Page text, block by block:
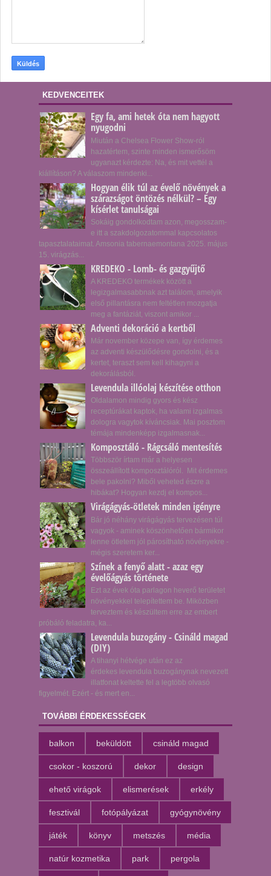
KEDVENCEITEK
Egy fa, ami hetek óta nem hagyott
nyugodni
Miután a Chelsea Flower Show-ról
hazatértem, szinte minden ismerősöm
ugyanazt kérdezte: Na, és mit vettél a
kiállításon? A válaszom mindenki...
Hogyan élik túl az évelő növények a
szárazságot öntözés nélkül? – Egy
kísérlet tanulságai
Sokáig gondolkodtam azon, megosszam-
e itt a szakdolgozatommal kapcsolatos
tapasztalataimat. Amsonia tabernaemontana 2025. május
15. virágzás...
KREDEKO - Lomb- és gazgyűjtő
A KREDEKO termékek között a
legizgalmasabbnak azt találom, amelyik
első pillantásra nem feltétlen mozgatja
meg a fantáziát, viszont amikor ...
Adventi dekoráció a kertből
Már november közepe van, így érdemes
az adventi készülődésre gondolni, és a
kertet, teraszt sem kell kihagyni a
dekorálásból.
Levendula illóolaj készítése otthon
Oldalamon mindig gyors és kész
receptúrákat kaptok, ha valami izgalmas
dologra vagytok kíváncsiak. Mai posztom
témája mindenképp izgalmasnak...
Komposztáló - Rágcsáló mentesítés
Többször írtam már a helyesen
összeállított komposztálóról. Mit érdemes
bele pakolni? Miből veheted észre a
hibákat? Hogyan kezdj el kompos...
Virágágyás-ötletek minden igényre
Bár jó néhány virágágyás tervezésen túl
vagyok - aminek köszönhetően bármikor
lenne ötletem jól párosítható növényekre -
mégis szeretem ker...
Színek a fenyő alatt - azaz egy
évelőágyás története
Ezt az évek óta parlagon heverő területet
növényekkel telepítettem be. Miközben
terveztem és készültem erre az embert
próbáló feladatra, ka...
Levendula buzogány - Csináld magad
(DIY)
A tihanyi hétvége után ez az
érdekes levendula buzogánynak nevezett
illatfonat keltette fel a legtöbb olvasó
figyelmét. Ezért - és mert en...
TOVÁBBI ÉRDEKESSÉGEK
balkon beküldött csináld magad
csokor - koszorú dekor design
ehető virágok elismerések erkély
fesztivál fotópályázat gyógynövény
játék könyv metszés média
natúr kozmetika park pergola